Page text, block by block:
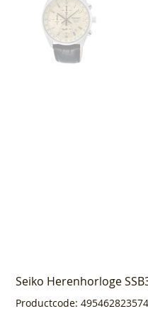
Seiko Herenhorloge
Productcode:
Productcode
4954628235749